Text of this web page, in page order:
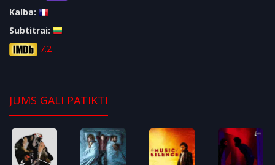
Kalba:
Subtitrai:
7.2
JUMS GALI PATIKTI